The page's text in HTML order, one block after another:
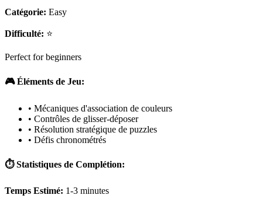
Catégorie: Easy
Difficulté: ⭐
Perfect for beginners
🎮 Éléments de Jeu:
• Mécaniques d'association de couleurs
• Contrôles de glisser-déposer
• Résolution stratégique de puzzles
• Défis chronométrés
⏱️ Statistiques de Complétion:
Temps Estimé: 1-3 minutes